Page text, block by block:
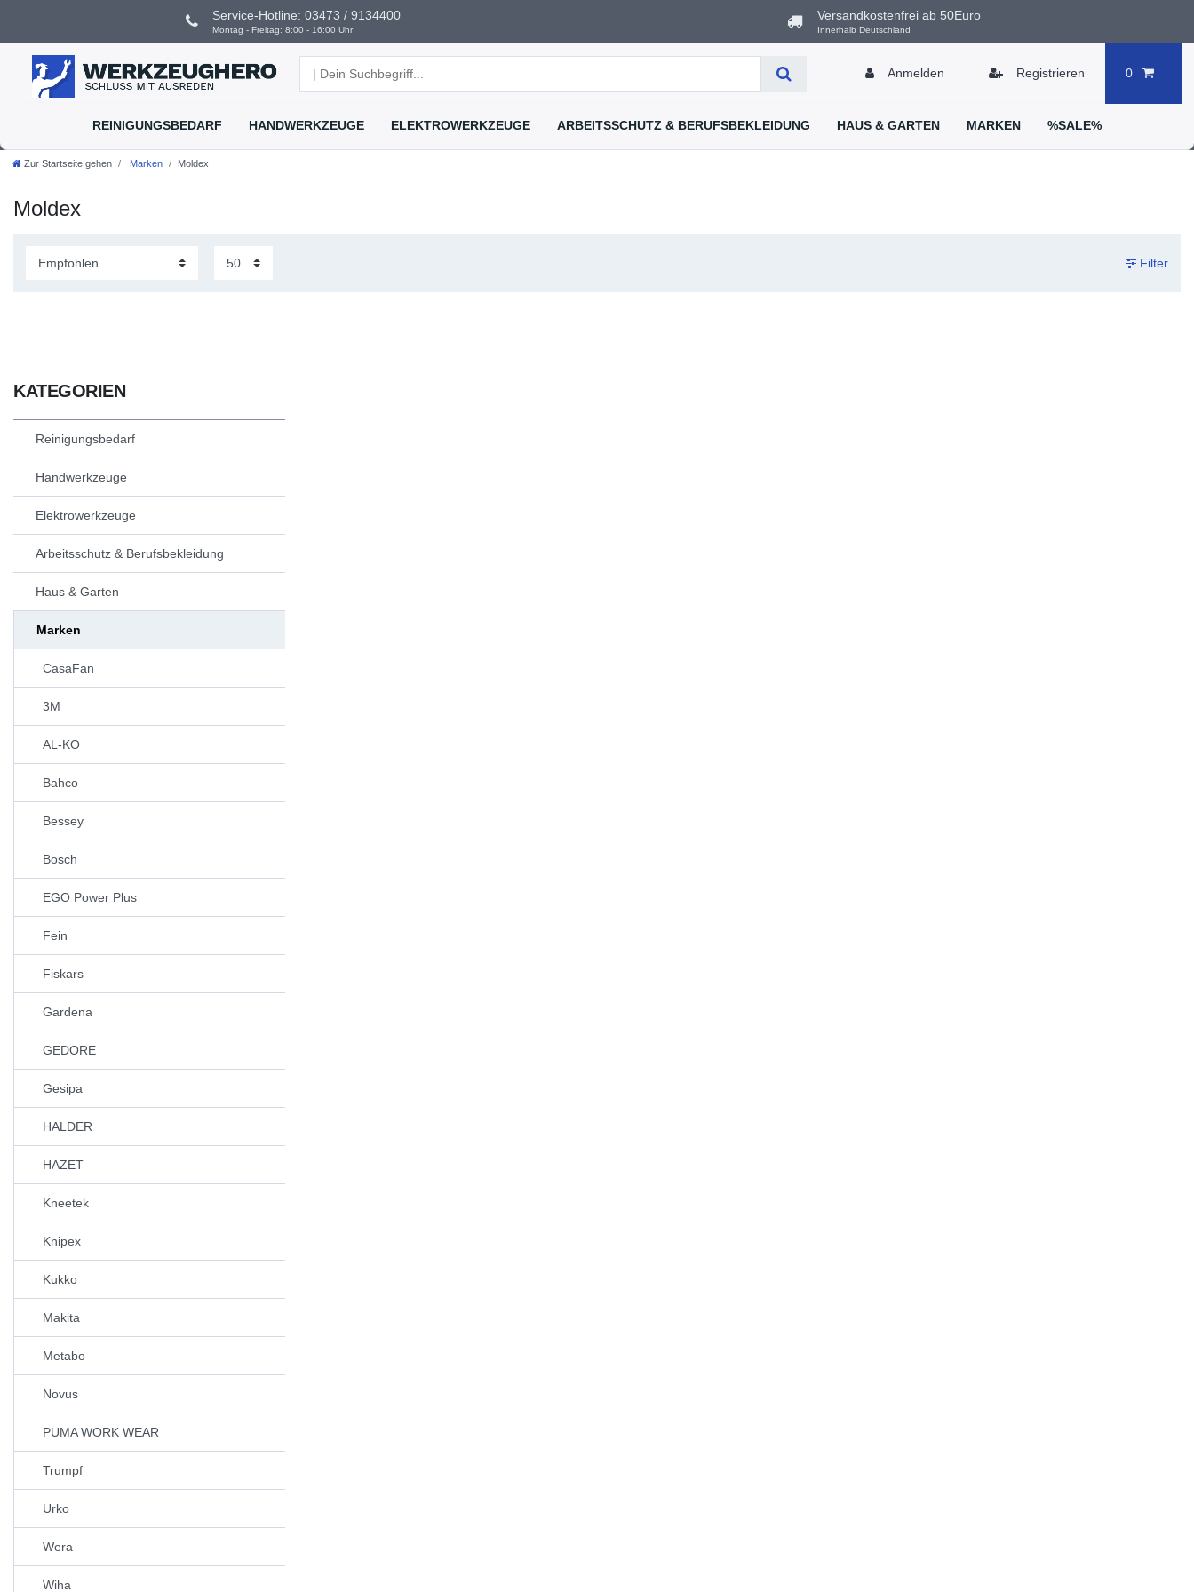
Service-Hotline: 03473 / 9134400 Versandkostenfrei ab 50Euro
Anmelden Registrieren 0
REINIGUNGSBEDARF HANDWERKZEUGE ELEKTROWERKZEUGE ARBEITSSCHUTZ & BERUFSBEKLEIDUNG HAUS & GARTEN MARKEN %SALE%
Zur Startseite gehen Marken Moldex
Moldex
Filter
KATEGORIEN
Reinigungsbedarf
Handwerkzeuge
Elektrowerkzeuge
Arbeitsschutz & Berufsbekleidung
Haus & Garten
Marken
CasaFan
3M
AL-KO
Bahco
Bessey
Bosch
EGO Power Plus
Fein
Fiskars
Gardena
GEDORE
Gesipa
HALDER
HAZET
Kneetek
Knipex
Kukko
Makita
Metabo
Novus
PUMA WORK WEAR
Trumpf
Urko
Wera
Wiha